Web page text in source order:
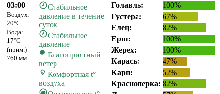
03:00
Воздух:
20°C
Вода:
17°C
(прим.)
760 мм
Стабильное
давление в течение
суток
Стабильное
давление
Благоприятный
ветер
Комфортная t°
воздуха
Голавль:
100%
Густера:
67%
Елец:
82%
Ерш:
100%
Жерех:
100%
Карась:
47%
Карп:
52%
Красноперка: 82%